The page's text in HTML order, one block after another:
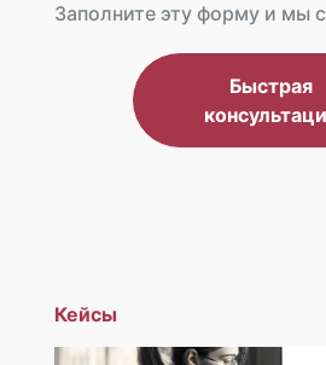
Заполните эту форму и мы
Быстрая
Кейсы